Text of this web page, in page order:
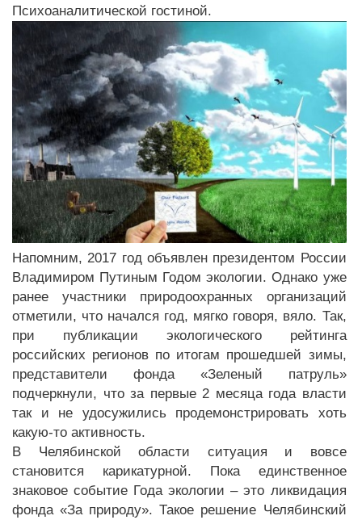
Психоаналитической гостиной.
Напомним, 2017 год объявлен президентом России
Владимиром Путиным Годом экологии. Однако уже
ранее участники природоохранных организаций
отметили, что начался год, мягко говоря, вяло. Так,
при публикации экологического рейтинга
российских регионов по итогам прошедшей зимы,
представители фонда «Зеленый патруль»
подчеркнули, что за первые 2 месяца года власти
так и не удосужились продемонстрировать хоть
какую-то активность.
В Челябинской области ситуация и вовсе
становится карикатурной. Пока единственное
знаковое событие Года экологии – это ликвидация
фонда «За природу». Такое решение Челябинский